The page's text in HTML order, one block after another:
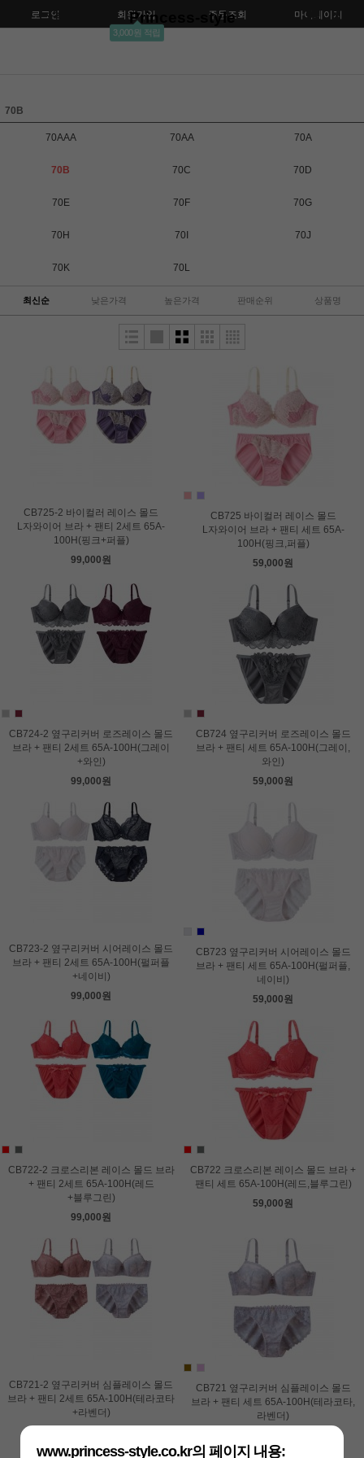
로그인 회원가입
3,000원 적립
주문조회 마이페이지
Princess-style
70B
70AAA 70AA 70A
70B 70C 70D
70E 70F 70G
70H 70I 70J
70K 70L
최신순 낮은가격 높은가격 판매순위 상품명
CB725-2 바이컬러 레이스 몰드
L자와이어 브라 + 팬티 2세트 65A-
100H(핑크+퍼플)
99,000원
CB725 바이컬러 레이스 몰드
L자와이어 브라 + 팬티 세트 65A-
100H(핑크,퍼플)
59,000원
CB724-2 옆구리커버 로즈레이스 몰드
브라 + 팬티 2세트 65A-100H(그레이
+와인)
99,000원
CB724 옆구리커버 로즈레이스 몰드
브라 + 팬티 세트 65A-100H(그레이,
와인)
59,000원
CB723-2 옆구리커버 시어레이스 몰드
브라 + 팬티 2세트 65A-100H(펄퍼플
+네이비)
99,000원
CB723 옆구리커버 시어레이스 몰드
브라 + 팬티 세트 65A-100H(펄퍼플,
네이비)
59,000원
CB722-2 크로스리본 레이스 몰드 브라
+ 팬티 2세트 65A-100H(레드
+블루그린)
99,000원
CB722 크로스리본 레이스 몰드 브라 +
팬티 세트 65A-100H(레드,블루그린)
59,000원
CB721-2 옆구리커버 심플레이스 몰드
브라 + 팬티 2세트 65A-100H(테라코타
+라벤더)
CB721 옆구리커버 심플레이스 몰드
브라 + 팬티 세트 65A-100H(테라코타,
라벤더)
www.princess-style.co.kr의 페이지 내용: